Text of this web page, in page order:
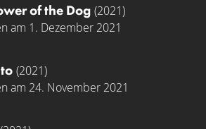
of the Dog (2021)
am 1. Dezember 2021
(2021)
am 24. November 2021